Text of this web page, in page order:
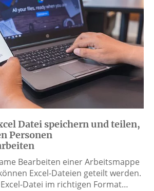
Datei speichern und teilen,
Personen
Bearbeiten einer Arbeitsmappe
Excel-Dateien geteilt werden.
Datei im richtigen Format…